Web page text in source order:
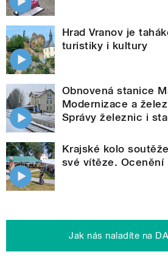
Hrad Vranov je
turistiky i kultury
Obnovená stanice
Modernizace a
Správy železnic i
Krajské kolo
své vítěze.
Jak nás naladíte na